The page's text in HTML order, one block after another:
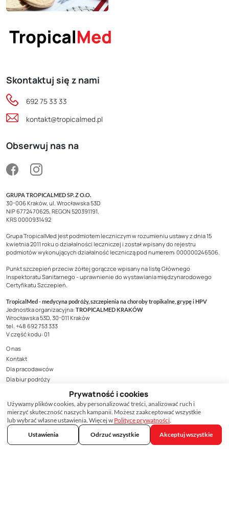
Skontaktuj się z nami
692 75 33 33
kontakt@tropicalmed.pl
Obserwuj nas na
GRUPA TROPICALMED SP. Z O.O.
30-006 Kraków, ul. Wrocławska 53D
NIP 6772470625, REGON 520391191,
KRS 0000931492
Grupa TropicalMed jest podmiotem leczniczym w rozumieniu ustawy z dnia 15
kwietnia 2011 roku o działalności leczniczej i został wpisany do rejestru
podmiotów wykonujących działalność leczniczą pod numerem: 000000246506.
Punkt szczepień przeciw żółtej gorączce wpisany na listę Głównego
Inspektoratu Sanitarnego - uprawnienie do wystawiania międzynarodowego
Certyfikatu Szczepień.
TropicalMed - medycyna podróży, szczepienia na choroby tropikalne, grypę i HPV
Jednostka organizacyjna:TROPICALMED KRAKÓW
Wrocławska 53D, 30-011 Kraków
tel. +48 692 753 333
V część kodu: 01
O nas
Kontakt
Dla pracodawców
Dla biur podróży
Szczepienia dla podróżnych
Szczepienia na HPV
Cennik szczepień
Dostępność szczepionek
Baza wiedzy
Prywatność i cookies
Używamy plików cookies, aby personalizować treści, analizować ruch i
mierzyć skuteczność naszych kampanii. Możesz zaakceptować wszystkie
lub wybrać własne ustawienia. Więcej w Polityce prywatności.
Ustawienia
Odrzuć wszystkie Akceptuj wszystkie